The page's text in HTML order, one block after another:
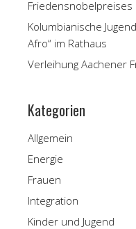
Friedensnobelpreises
Kolumbianische
Afro“ im Rathaus
Verleihung Aachener
Kategorien
Allgemein
Energie
Frauen
Integration
Kinder und Jugend